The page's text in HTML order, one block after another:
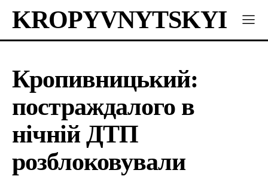
KROPYVNYTSKYI
Кропивницький:
постраждалого в
нічній ДТП
розблоковували